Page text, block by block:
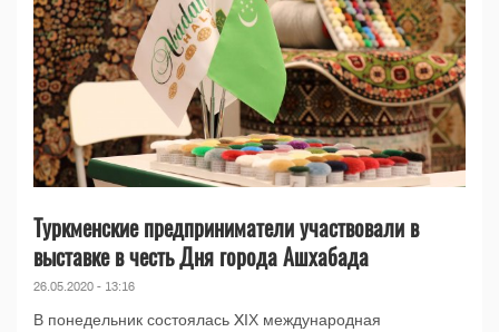
Туркменские предприниматели участвовали в
выставке в честь Дня города Ашхабада
26.05.2020 - 13:16
В понедельник состоялась XIХ международная